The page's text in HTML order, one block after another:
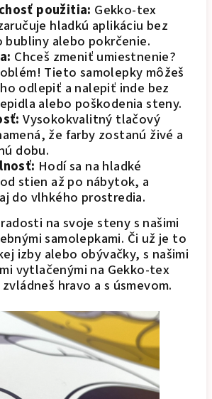
použitia: Gekko-tex
hladkú aplikáciu bez
alebo pokrčenie.
Chceš zmeniť umiestnenie?
Tieto samolepky môžeš
odlepiť a nalepiť inde bez
alebo poškodenia steny.
Vysokokvalitný tlačový
že farby zostanú živé a
dobu.
Hodí sa na hladké
stien až po nábytok, a
do vlhkého prostredia.
na svoje steny s našimi
samolepkami. Či už je to
izby alebo obývačky, s našimi
vytlačenými na Gekko-tex
hravo a s úsmevom.